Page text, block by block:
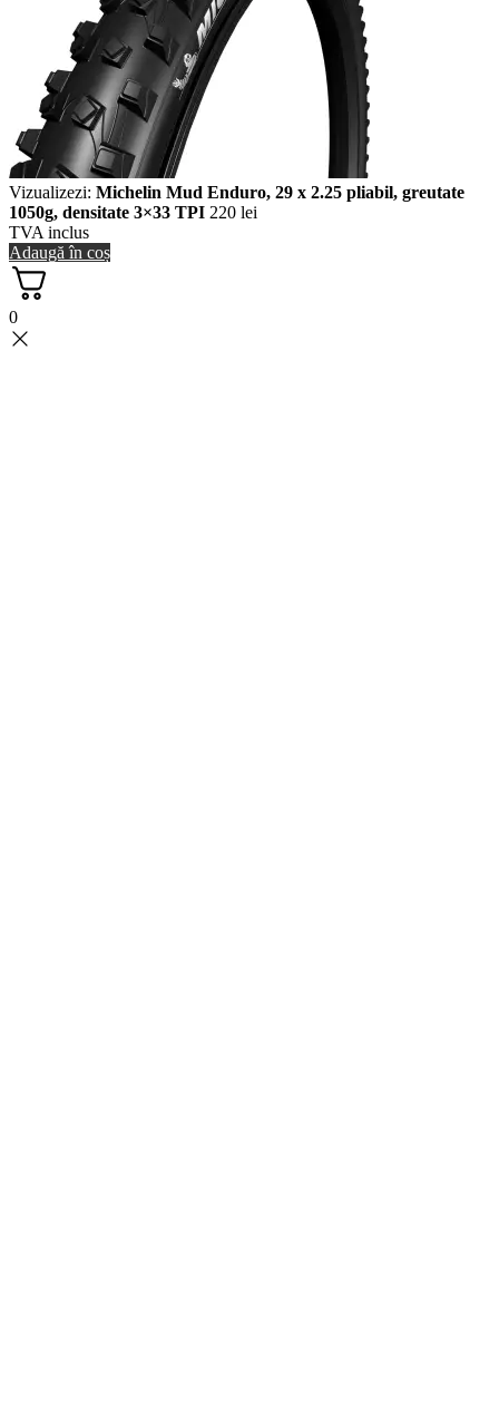
Vizualizezi: Michelin Mud Enduro, 29 x 2.25 pliabil, greutate
1050g, densitate 3×33 TPI 220 lei
TVA inclus
Adaugă în coș
0